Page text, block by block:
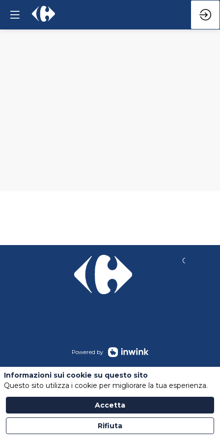
Copyright
Powered by
Informazioni sui cookie su questo sito
Questo sito utilizza i cookie per migliorare la tua esperienza.
Accetta
Rifiuta